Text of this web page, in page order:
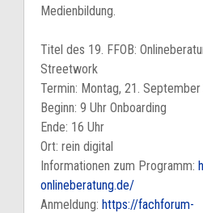
Medienbildung.
Titel des 19. FFOB:
Streetwork
Termin: Montag, 21.
Beginn: 9 Uhr Onboarding
Ende: 16 Uhr
Ort: rein digital
Informationen zum Programm:
onlineberatung.de/
Anmeldung: https://fachforum-